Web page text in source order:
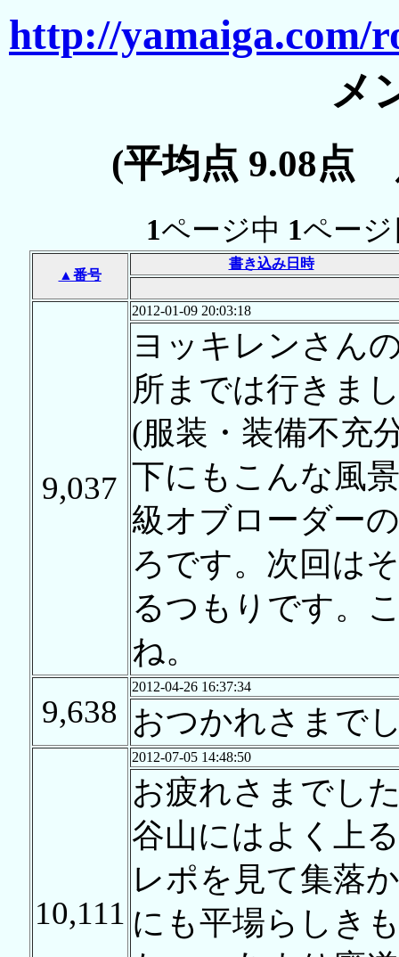
http://yamaiga.com/
メ
(平均点 9.08点
1ページ中 1ペー
▲番号
書き込み日時
9,037
2012-01-09 20:03:18
ヨッキレンさん
所までは行きま
(服装・装備不充
下にもこんな風
級オブローダー
ろです。次回は
るつもりです。
ね。
9,638
2012-04-26 16:37:34
おつかれさまで
10,111
2012-07-05 14:48:50
お疲れさまでし
谷山にはよく上
レポを見て集落
にも平場らしき